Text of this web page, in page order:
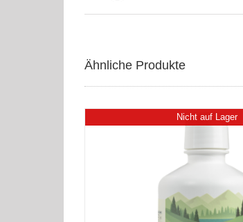
Ähnliche Produkte
Nicht auf Lager